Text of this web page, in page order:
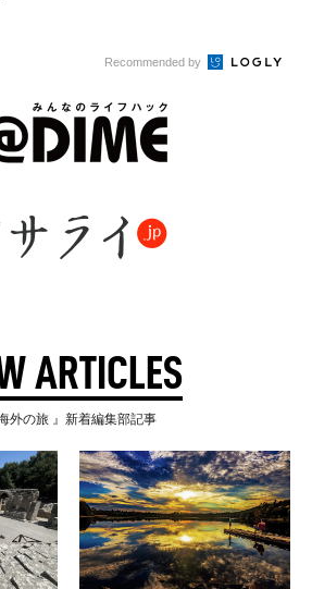
Recommended by
ARTICLES
海外の旅 』新着編集部記事